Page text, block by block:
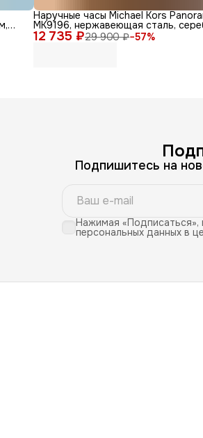
12 735 ₽29 900 ₽−57%
Наручные часы Michael Kors
MK9196, нержавеющая сталь,
Подпишитесь на
Нажимая «Подписаться»,
персональных данных в